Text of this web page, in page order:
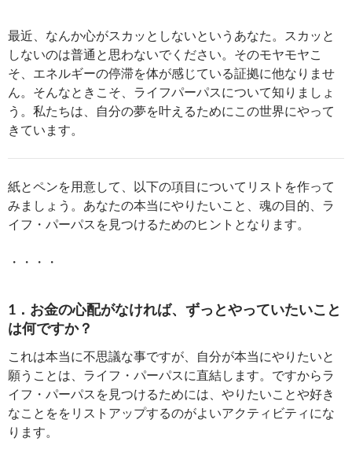
最近、なんか心がスカッとしないというあなた。スカッと
しないのは普通と思わないでください。そのモヤモヤこ
そ、エネルギーの停滞を体が感じている証拠に他なりませ
ん。そんなときこそ、ライフパーパスについて知りましょ
う。私たちは、自分の夢を叶えるためにこの世界にやって
きています。
紙とペンを用意して、以下の項目についてリストを作って
みましょう。あなたの本当にやりたいこと、魂の目的、ラ
イフ・パーパスを見つけるためのヒントとなります。
・・・・
1．お金の心配がなければ、ずっとやっていたいこと
は何ですか？
これは本当に不思議な事ですが、自分が本当にやりたいと
願うことは、ライフ・パーパスに直結します。ですからラ
イフ・パーパスを見つけるためには、やりたいことや好き
なことををリストアップするのがよいアクティビティにな
ります。